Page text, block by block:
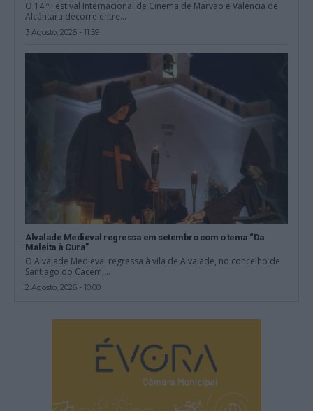
O 14.º Festival Internacional de Cinema de Marvão e Valencia de
Alcántara decorre entre...
3 Agosto, 2026 - 11:59
Alvalade Medieval regressa em setembro com o tema “Da
Maleita à Cura”
O Alvalade Medieval regressa à vila de Alvalade, no concelho de
Santiago do Cacém,...
2 Agosto, 2026 - 10:00